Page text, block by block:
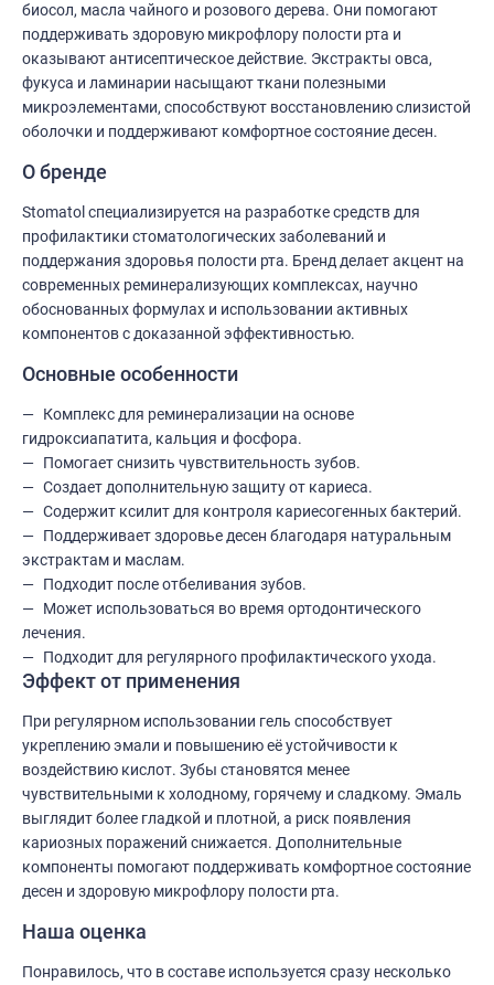
биосол, масла чайного и розового дерева. Они помогают
поддерживать здоровую микрофлору полости рта и
оказывают антисептическое действие. Экстракты овса,
фукуса и ламинарии насыщают ткани полезными
микроэлементами, способствуют восстановлению слизистой
оболочки и поддерживают комфортное состояние десен.
О бренде
Stomatol специализируется на разработке средств для
профилактики стоматологических заболеваний и
поддержания здоровья полости рта. Бренд делает акцент на
современных реминерализующих комплексах, научно
обоснованных формулах и использовании активных
компонентов с доказанной эффективностью.
Основные особенности
Комплекс для реминерализации на основе
гидроксиапатита, кальция и фосфора.
Помогает снизить чувствительность зубов.
Создает дополнительную защиту от кариеса.
Содержит ксилит для контроля кариесогенных бактерий.
Поддерживает здоровье десен благодаря натуральным
экстрактам и маслам.
Подходит после отбеливания зубов.
Может использоваться во время ортодонтического
лечения.
Подходит для регулярного профилактического ухода.
Эффект от применения
При регулярном использовании гель способствует
укреплению эмали и повышению её устойчивости к
воздействию кислот. Зубы становятся менее
чувствительными к холодному, горячему и сладкому. Эмаль
выглядит более гладкой и плотной, а риск появления
кариозных поражений снижается. Дополнительные
компоненты помогают поддерживать комфортное состояние
десен и здоровую микрофлору полости рта.
Наша оценка
Понравилось, что в составе используется сразу несколько